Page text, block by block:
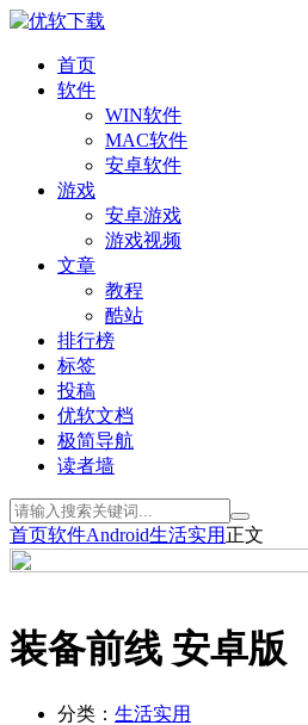
首页
软件
WIN软件
MAC软件
安卓软件
游戏
安卓游戏
游戏视频
文章
教程
酷站
排行榜
标签
投稿
优软文档
极简导航
读者墙
首页软件Android生活实用 正文
装备前线 安卓版
分类： 生活实用